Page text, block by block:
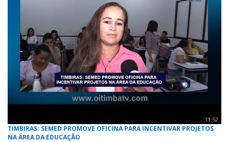
11:52
TIMBIRAS: SEMED PROMOVE OFICINA PARA INCENTIVAR PROJETOS
NA ÁREA DA EDUCAÇÃO